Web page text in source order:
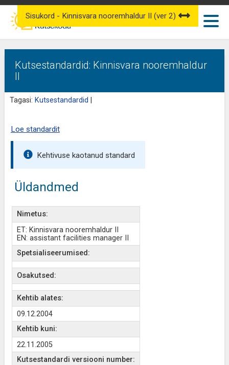
Kutsestandardid: Kinnisvara nooremhaldur
II
Tagasi: Kutsestandardid
Sisukord - Kinnisvara nooremhaldur II (ver 2)
Loe standardit
Kehtivuse kaotanud standard
Üldandmed
Nimetus:
ET: Kinnisvara nooremhaldur II
EN: assistant facilities manager II
Spetsialiseerumised:
Osakutsed:
Kehtib alates:
09.12.2004
Kehtib kuni:
22.11.2005
Kutsestandardi versiooni number: